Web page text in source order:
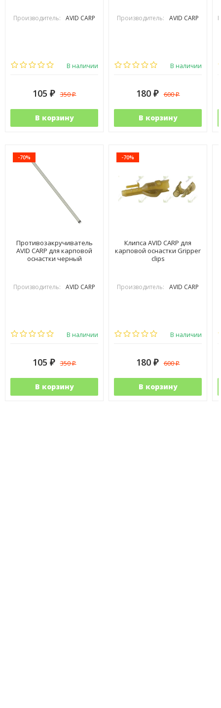
Производитель: AVID CARP
В наличии
105 ₽ 350₽
В корзину
Производитель: AVID CARP
В наличии
180 ₽ 600₽
В корзину
-70%
Противозакручиватель
AVID CARP для карповой
оснастки черный
Производитель: AVID CARP
В наличии
105 ₽ 350₽
В корзину
-70%
Клипса AVID CARP для
карповой оснастки Gripper
clips
Производитель: AVID CARP
В наличии
180 ₽ 600₽
В корзину